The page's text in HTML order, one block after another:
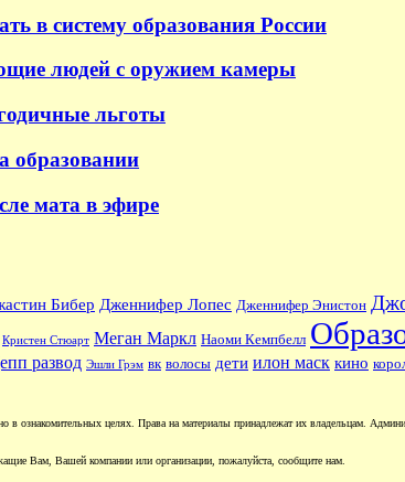
в систему образования России
людей с оружием камеры
льготы
образовании
мата в эфире
Бибер Дженнифер Лопес Дженнифер Энистон
Кристен Стюарт Меган Маркл Наоми Кемпбелл
развод Эшли Грэм вк волосы дети илон маск кино
ознакомительных целях. Права на материалы принадлежат их владельцам.
Вам, Вашей компании или организации, пожалуйста, сообщите нам.